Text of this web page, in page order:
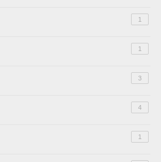
1
1
3
4
1